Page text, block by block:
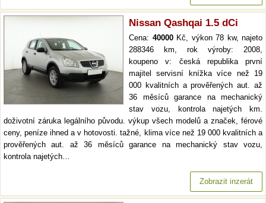
Nissan Qashqai 1.5 dCi
Cena: 40000Kč, výkon 78 kw, najeto
288346 km, rok výroby: 2008,
koupeno v: česká republika první
majitel servisní knížka více než 19
000 kvalitních a prověřených aut. až
36 měsíců garance na mechanický
stav vozu, kontrola najetých km.
doživotní záruka legálního původu. výkup všech modelů a značek, férové
ceny, peníze ihned a v hotovosti. tažné, klima více než 19 000 kvalitních a
prověřených aut. až 36 měsíců garance na mechanický stav vozu,
kontrola najetých…
Zobrazit inzerát